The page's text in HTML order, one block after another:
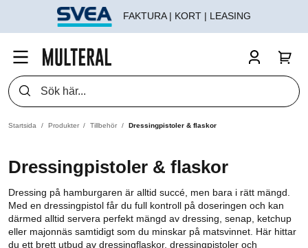
FAKTURA | KORT | LEASING
Startsida Produkter Tillbehör Dressingpistoler & flaskor
Dressingpistoler & flaskor
Dressing på hamburgaren är alltid succé, men bara i rätt mängd.
Med en dressingpistol får du full kontroll på doseringen och kan
därmed alltid servera perfekt mängd av dressing, senap, ketchup
eller majonnäs samtidigt som du minskar på matsvinnet. Här hittar
du ett brett utbud av dressingflaskor, dressingpistoler och